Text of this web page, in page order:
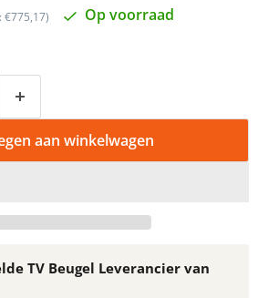
€775,17) Op voorraad
aan winkelwagen
TV Beugel Leverancier van